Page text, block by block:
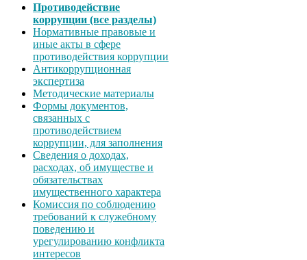
Противодействие
коррупции (все разделы)
Нормативные правовые и
иные акты в сфере
противодействия коррупции
Антикоррупционная
экспертиза
Методические материалы
Формы документов,
связанных с
противодействием
коррупции, для заполнения
Сведения о доходах,
расходах, об имуществе и
обязательствах
имущественного характера
Комиссия по соблюдению
требований к служебному
поведению и
урегулированию конфликта
интересов